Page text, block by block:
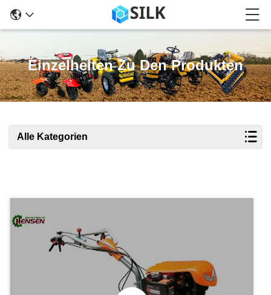
Einzelheiten Zu Den Produkten
Alle Kategorien